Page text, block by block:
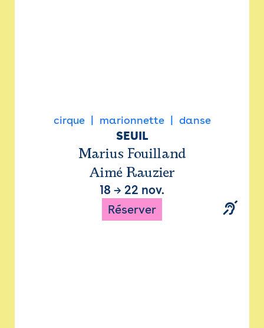
cirque marionnette danse
SEUIL
Marius Fouilland
Aimé Rauzier
18 → 22 nov.
Réserver